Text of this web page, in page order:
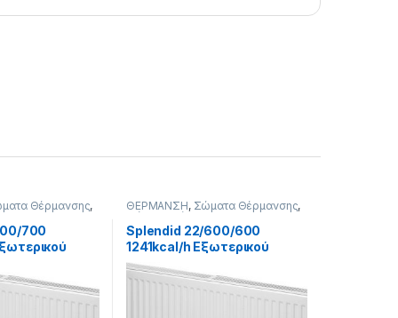
Θέρμανσης,
Panel
,11-
700
ΘΕΡΜΑΝΣΗ, Σώματα Θέρμανσης,
Σώματα Θέρμανσης Panel
Εξωτερικού Βρόγχου,22-Δίστηλα
Splendid 22/600/600
1241kcal/h Εξωτερικού
Βρόγχου